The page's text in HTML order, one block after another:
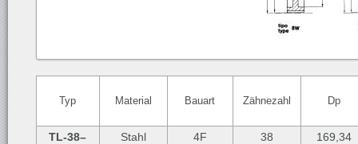
Typ Material Bauart Zähnezahl Dp
TL-38–
Stahl 4F 38 169,34